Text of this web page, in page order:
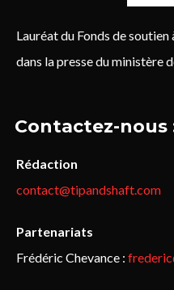
Lauréat du Fonds de soutien
dans la presse du ministère
Contactez-nous
Rédaction
contact@tipandshaft.com
Partenariats
Frédéric Chevance :